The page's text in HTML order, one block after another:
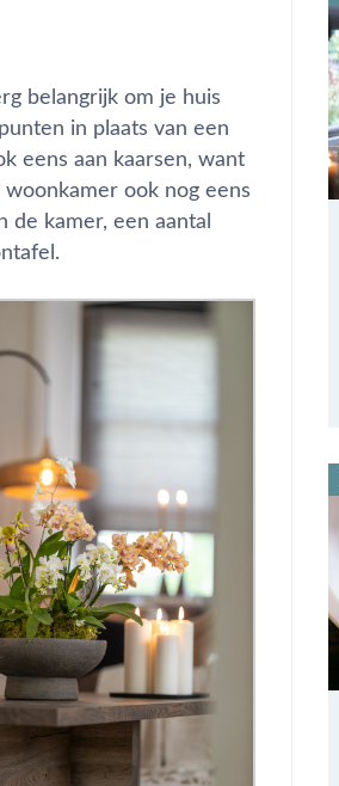
belangrijk om je huis
in plaats van een
eens aan kaarsen, want
ook nog eens
kamer, een aantal